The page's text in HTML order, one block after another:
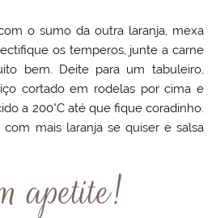
o sumo da outra laranja, mexa
os temperos, junte a carne
bem. Deite para um tabuleiro,
cortado em rodelas por cima e
a 200°C até que fique coradinho.
mais laranja se quiser e salsa